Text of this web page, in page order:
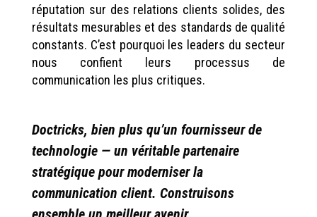
réputation sur des relations clients solides, des
résultats mesurables et des standards de qualité
constants. C’est pourquoi les leaders du secteur
nous confient leurs processus de
communication les plus critiques.
Doctricks, bien plus qu’un fournisseur de
technologie — un véritable partenaire
stratégique pour moderniser la
communication client. Construisons